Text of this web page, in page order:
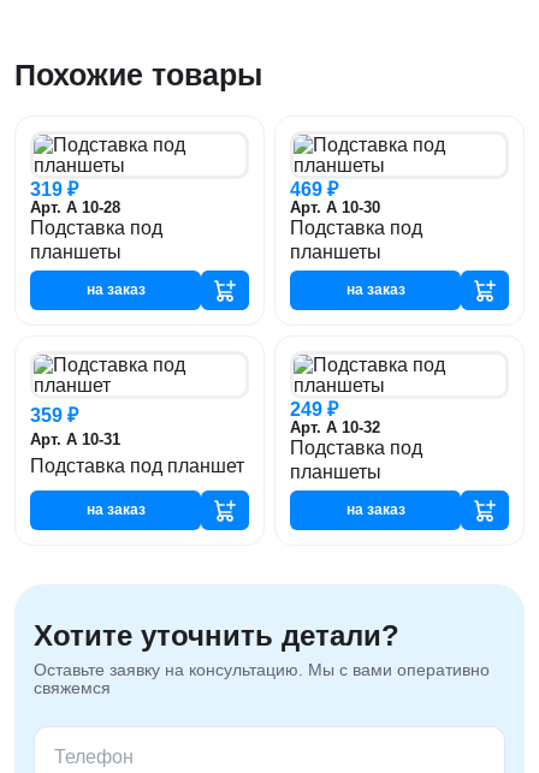
Похожие товары
319 ₽
Арт. А 10-28
Подставка под
планшеты
на заказ
469 ₽
Арт. А 10-30
Подставка под
планшеты
на заказ
359 ₽
Арт. А 10-31
Подставка под планшет
на заказ
249 ₽
Арт. А 10-32
Подставка под
планшеты
на заказ
Хотите уточнить детали?
Оставьте заявку на консультацию. Мы с вами оперативно
свяжемся